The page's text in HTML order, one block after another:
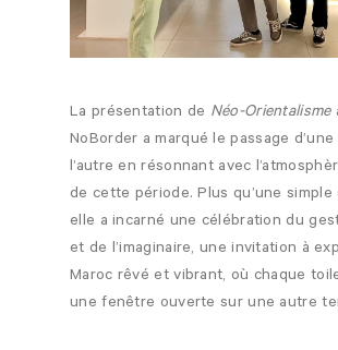
La présentation de Néo-Orientalisme
NoBorder a marqué le passage d’une
l’autre en résonnant avec
de cette période. Plus qu’une simple
elle a incarné une célébration du
et de l’imaginaire, une invitation à
Maroc rêvé et vibrant, où chaque
une fenêtre ouverte sur une autre